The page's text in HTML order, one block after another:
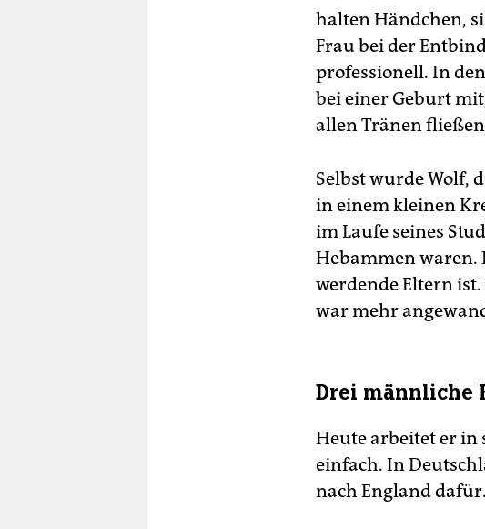
halten Händchen,
Frau bei der
professionell. In
bei einer Geburt
allen Tränen
Selbst wurde Wolf,
in einem kleinen
im Laufe seines
Hebammen waren.
werdende Eltern
war mehr
Drei männliche
Heute arbeitet er in
einfach. In
nach England dafür.